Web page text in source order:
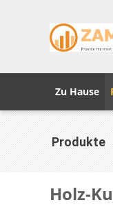
Zu Hause
Produkte
Holz-